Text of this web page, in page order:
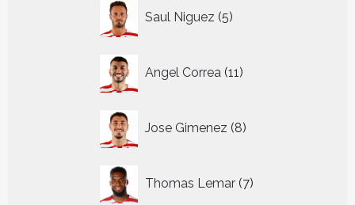
Saul Niguez 5
producten
Angel Correa 11
producten
Jose Gimenez 8
producten
Thomas Lemar 7
producten